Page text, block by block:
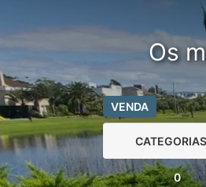
Os
VENDA
CATEGORIAS
0